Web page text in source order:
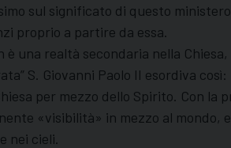
sul significato di questo
proprio a partire da essa.
una realtà secondaria nella
S. Giovanni Paolo II esordiva
per mezzo dello Spirito. Con
«visibilità» in mezzo al mondo,
nei cieli.